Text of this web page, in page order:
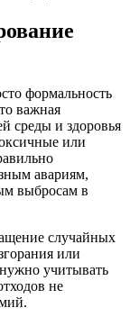
формальность
важная
среды и здоровья
или
авариям,
выбросам в
случайных
или
учитывать
не